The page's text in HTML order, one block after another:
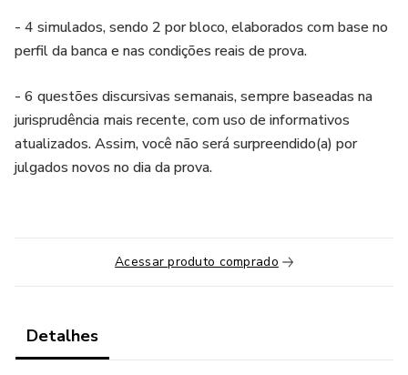
- 4 simulados, sendo 2 por bloco, elaborados com base no
perfil da banca e nas condições reais de prova.
- 6 questões discursivas semanais, sempre baseadas na
jurisprudência mais recente, com uso de informativos
atualizados. Assim, você não será surpreendido(a) por
julgados novos no dia da prova.
Acessar produto comprado
Detalhes